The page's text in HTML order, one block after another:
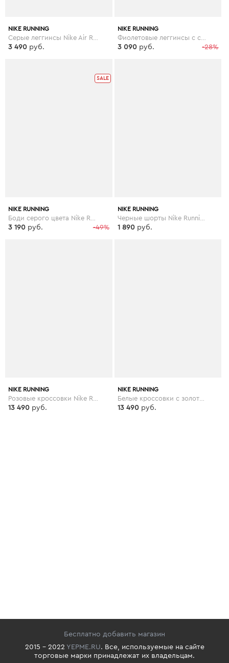
NIKE RUNNING
3 490 руб.
NIKE RUNNING
Фиолетовые леггинсы с сетчатыми вставками Nike Air Running - Фиолетовый
-28%
3 090 руб.
SALE
NIKE RUNNING
-49%
3 190 руб.
NIKE RUNNING
1 890 руб.
NIKE RUNNING
13 490 руб.
NIKE RUNNING
Белые кроссовки с золотистой отделкой Nike Running Vapormax 19 - Белый
13 490 руб.
Бесплатно добавить магазин
2015 - 2022 YEPME.RU. Все, используемые на сайте
торговые марки принадлежат их владельцам.